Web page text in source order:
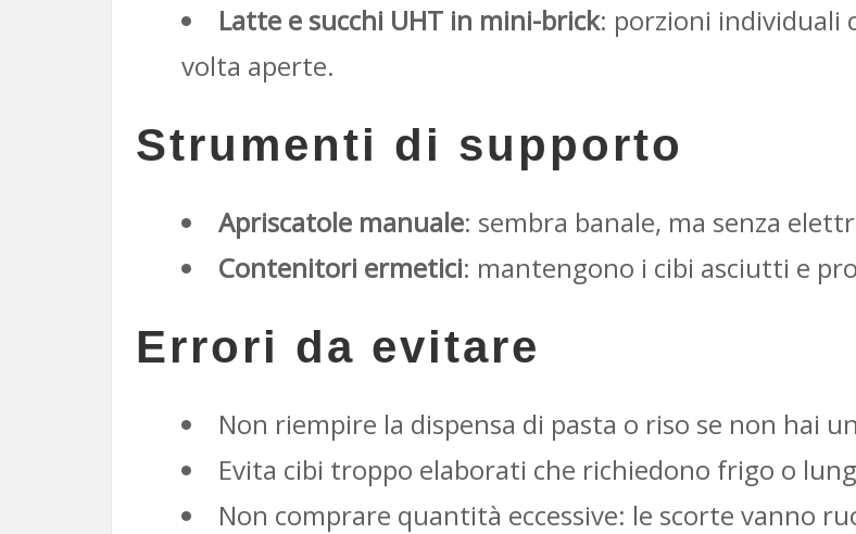
Latte e succhi UHT in mini-brick: porzioni individuali
volta aperte.
Strumenti di supporto
Apriscatole manuale: sembra banale, ma senza
Contenitori ermetici: mantengono i cibi asciutti e
Errori da evitare
Non riempire la dispensa di pasta o riso se non hai
Evita cibi troppo elaborati che richiedono frigo o
Non comprare quantità eccessive: le scorte vanno